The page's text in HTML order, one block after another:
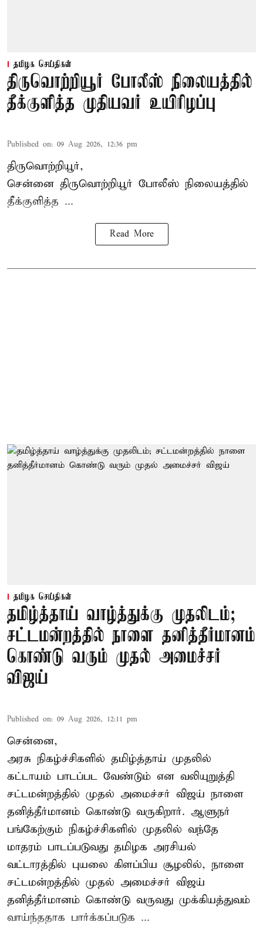
தமிழக செய்திகள்
திருவொற்றியூர் போலீஸ் நிலையத்தில்
தீக்குளித்த முதியவர் உயிரிழப்பு
Published on: 09 Aug 2026, 12:36 pm
திருவொற்றியூர்,
சென்னை திருவொற்றியூர் போலீஸ் நிலையத்தில்
தீக்குளித்த ...
Read More
தமிழக செய்திகள்
தமிழ்த்தாய் வாழ்த்துக்கு முதலிடம்;
சட்டமன்றத்தில் நாளை தனித்தீர்மானம்
கொண்டு வரும் முதல் அமைச்சர்
விஜய்
Published on: 09 Aug 2026, 12:11 pm
சென்னை,
அரசு நிகழ்ச்சிகளில் தமிழ்த்தாய் முதலில்
கட்டாயம் பாடப்பட வேண்டும் என வலியுறுத்தி
சட்டமன்றத்தில் முதல் அமைச்சர் விஜய் நாளை
தனித்தீர்மானம் கொண்டு வருகிறார். ஆளுநர்
பங்கேற்கும் நிகழ்ச்சிகளில் முதலில் வந்தே
மாதரம் பாடப்படுவது தமிழக அரசியல்
வட்டாரத்தில் புயலை கிளப்பிய சூழலில், நாளை
சட்டமன்றத்தில் முதல் அமைச்சர் விஜய்
தனித்தீர்மானம் கொண்டு வருவது முக்கியத்துவம்
வாய்ந்ததாக பார்க்கப்படுக ...